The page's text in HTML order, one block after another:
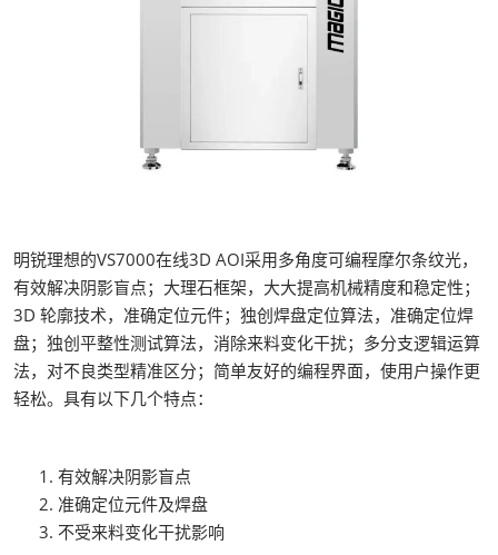
明锐理想的VS7000在线3D AOI采用多角度可编程摩尔条纹光，
有效解决阴影盲点；大理石框架，大大提高机械精度和稳定性；
3D 轮廓技术，准确定位元件；独创焊盘定位算法，准确定位焊
盘；独创平整性测试算法，消除来料变化干扰；多分支逻辑运算
法，对不良类型精准区分；简单友好的编程界面，使用户操作更
轻松。具有以下几个特点：
有效解决阴影盲点
准确定位元件及焊盘
不受来料变化干扰影响